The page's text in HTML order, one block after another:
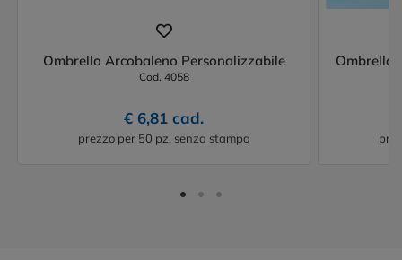
Ombrello Arcobaleno Personalizzabile
Cod. 4058
€ 6,81 cad.
prezzo per 50 pz. senza stampa
Ombrello